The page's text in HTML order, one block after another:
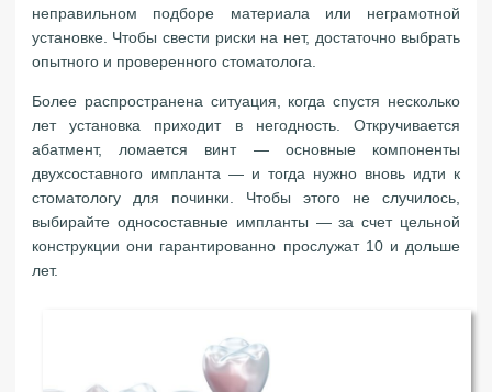
неправильном подборе материала или неграмотной
установке. Чтобы свести риски на нет, достаточно выбрать
опытного и проверенного стоматолога.
Более распространена ситуация, когда спустя несколько
лет установка приходит в негодность. Откручивается
абатмент, ломается винт — основные компоненты
двухсоставного импланта — и тогда нужно вновь идти к
стоматологу для починки. Чтобы этого не случилось,
выбирайте односоставные импланты — за счет цельной
конструкции они гарантированно прослужат 10 и дольше
лет.